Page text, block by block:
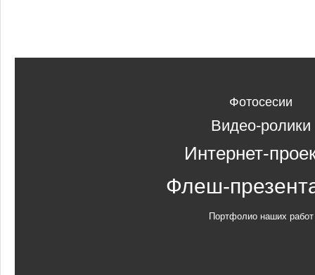
Фотосесии
Видео-ролики
Интернет-
Флеш-
Портфолио наших работ